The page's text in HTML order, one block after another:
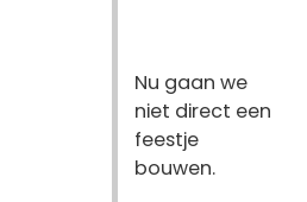
Nu gaan we
niet direct een
feestje
bouwen.